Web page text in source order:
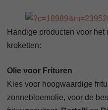
Handige producten voor het
kroketten:
Olie voor Frituren
Kies voor hoogwaardige
zonnebloemolie, voor de